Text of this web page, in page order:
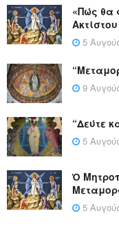
«Πώς θα
5
9
“Δεύτε
5
Ὁ
5